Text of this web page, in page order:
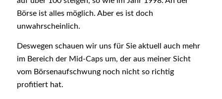
Börse ist alles möglich. Aber es ist doch
unwahrscheinlich.
Deswegen schauen wir uns für Sie aktuell auch mehr
im Bereich der Mid-Caps um, der aus meiner Sicht
vom Börsenaufschwung noch nicht so richtig
profitiert hat.